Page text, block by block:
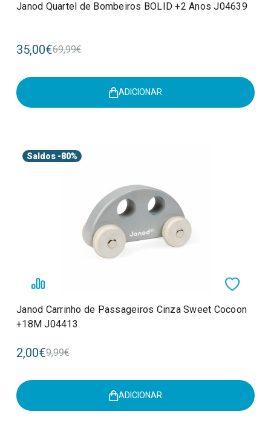
Janod Quartel de Bombeiros BOLID +2 Anos J04639
35,00€69,99€
ADICIONAR
Saldos -80%
Janod Carrinho de Passageiros Cinza Sweet Cocoon
+18M J04413
2,00€9,99€
ADICIONAR